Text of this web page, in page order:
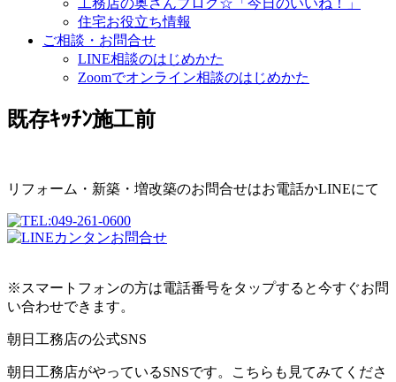
住宅お役立ち情報
ご相談・お問合せ
LINE相談のはじめかた
Zoomでオンライン相談のはじめかた
既存ｷｯﾁﾝ施工前
リフォーム・新築・増改築のお問合せはお電話かLINEにて
※スマートフォンの方は電話番号をタップすると今すぐお問
い合わせできます。
朝日工務店の公式SNS
朝日工務店がやっているSNSです。こちらも見てみてくださ